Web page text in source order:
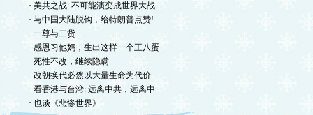
· 美共之战: 不可能演变成世界大战
· 与中国大陆脱钩，给特朗普点赞!
· 一尊与二货
· 感恩习他妈，生出这样一个王八蛋
· 死性不改，继续隐瞒
· 改朝换代必然以大量生命为代价
· 看香港与台湾: 远离中共，远离中
· 也谈《悲惨世界》